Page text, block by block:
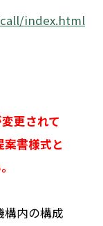
index.html
更されて
書様式と
内の構成